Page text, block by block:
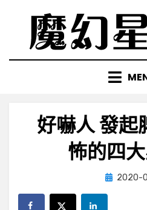
content
好嚇人 發起
怖的四
by小編
Posted
2020-